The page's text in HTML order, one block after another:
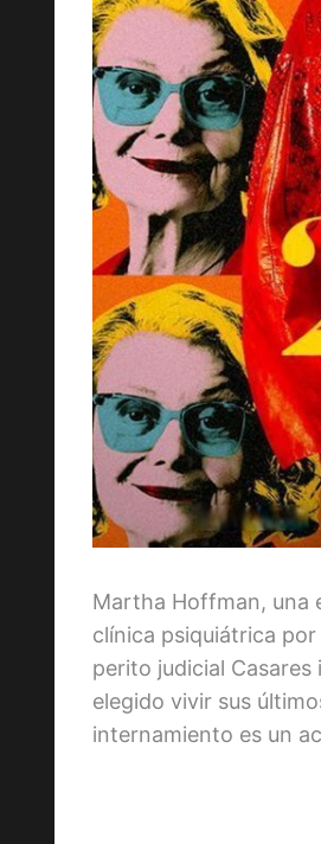
Martha Hoffman, una
clínica psiquiátrica
perito judicial
elegido vivir sus
internamiento es un